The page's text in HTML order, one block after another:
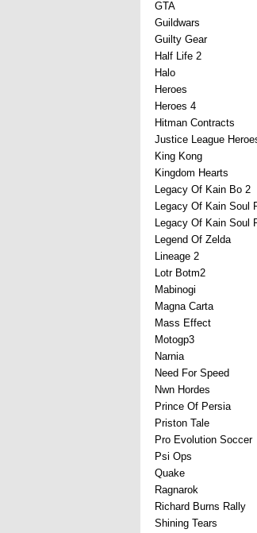
GTA
Guildwars
Guilty Gear
Half Life 2
Halo
Heroes
Heroes 4
Hitman Contracts
Justice League
King Kong
Kingdom Hearts
Legacy Of Kain Bo 2
Legacy Of Kain Soul
Legacy Of Kain Soul
Legend Of Zelda
Lineage 2
Lotr Botm2
Mabinogi
Magna Carta
Mass Effect
Motogp3
Narnia
Need For Speed
Nwn Hordes
Prince Of Persia
Priston Tale
Pro Evolution Soccer
Psi Ops
Quake
Ragnarok
Richard Burns Rally
Shining Tears